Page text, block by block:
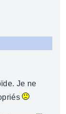
Je ne